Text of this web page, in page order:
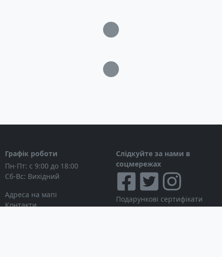
Загрузка...
Загрузка...
Графік роботи
Пн-Пт: с 9:00 до 18:00
Сб-Вс: Вихідний
Адреса на мапі
Контакти
Слідкуйте за нами в
соцмережах
Подарункові сертифікати
Дисконтні картки